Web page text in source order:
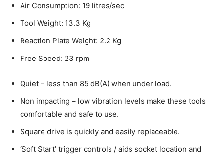
Air Consumption: 19 litres/sec
Tool Weight: 13.3 Kg
Reaction Plate Weight: 2.2 Kg
Free Speed: 23 rpm
Quiet – less than 85 dB(A) when under load.
Non impacting – low vibration levels make these tools
comfortable and safe to use.
Square drive is quickly and easily replaceable.
‘Soft Start’ trigger controls / aids socket location and